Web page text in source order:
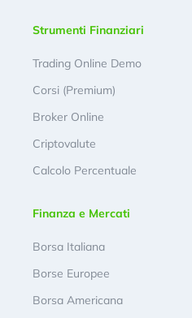
Strumenti Finanziari
Trading Online Demo
Corsi (Premium)
Broker Online
Criptovalute
Calcolo Percentuale
Finanza e Mercati
Borsa Italiana
Borse Europee
Borsa Americana